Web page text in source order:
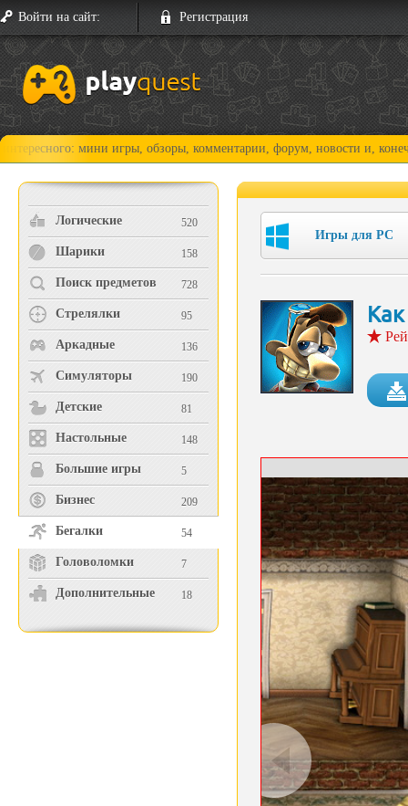
Войти на сайт: Регистрация
мини игры, обзоры, комментарии, форум, новости и, конечно,
Логические 520
Шарики 158
Поиск предметов 728
Стрелялки 95
Аркадные 136
Симуляторы 190
Детские 81
Настольные 148
Большие игры 5
Бизнес 209
Бегалки 54
Головоломки 7
Дополнительные 18
Игры для PC